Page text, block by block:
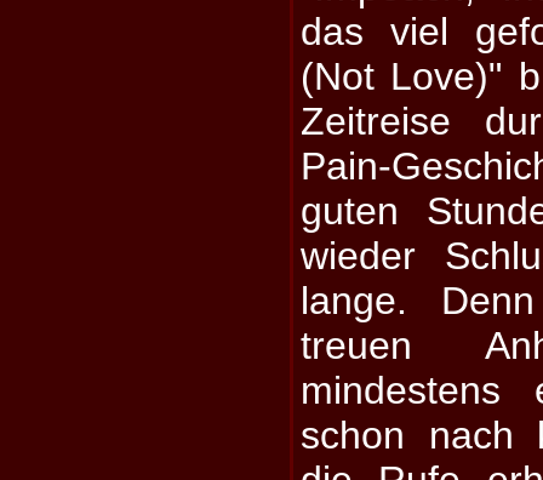
das viel
(Not Love)"
Zeitreise
Pain-
guten
wieder
lange.
treuen
mindestens
schon nach